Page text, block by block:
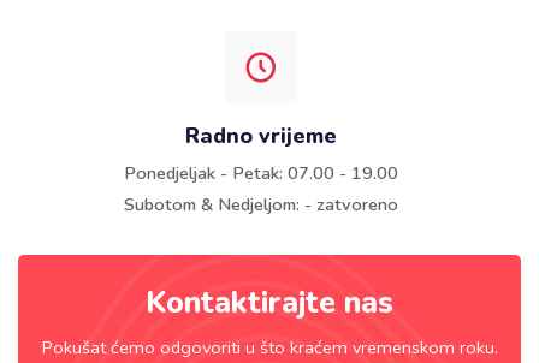
Radno vrijeme
Ponedjeljak - Petak: 07.00 - 19.00
Subotom & Nedjeljom: - zatvoreno
Kontaktirajte nas
Pokušat ćemo odgovoriti u što kraćem vremenskom roku.